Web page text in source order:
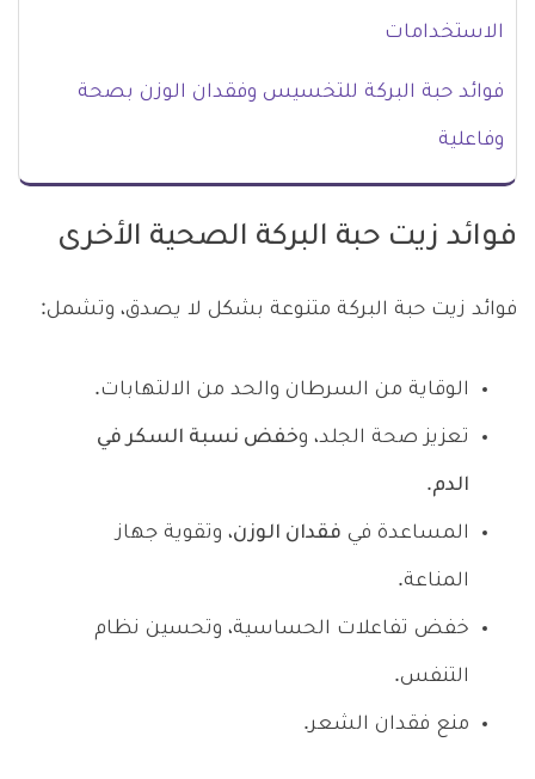
الاستخدامات
فوائد حبة البركة للتخسيس وفقدان الوزن بصحة
وفاعلية
فوائد زيت حبة البركة الصحية الأخرى
فوائد زيت حبة البركة متنوعة بشكل لا يصدق، وتشمل:
الوقاية من السرطان والحد من الالتهابات.
تعزيز صحة الجلد، وخفض نسبة السكر في
الدم.
المساعدة في فقدان الوزن، وتقوية جهاز
المناعة.
خفض تفاعلات الحساسية، وتحسين نظام
التنفس.
منع فقدان الشعر.